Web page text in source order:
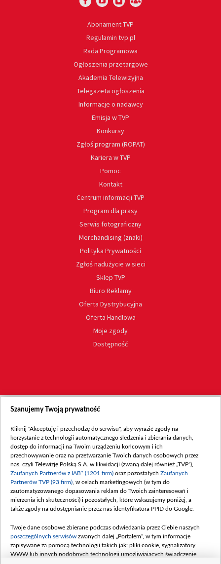
Abonament TVP
Regulamin tvp.pl
Rada Programowa
Ogłoszenia przetargowe
Akademia Telewizyjna
Telegazeta ogłoszenia
Informacje o nadawcy
Emisja w TVP
Konkursy
Zgłoś program (ROPAT)
Kariera w TVP
Pomoc
Kontakt
Centrum informacji TVP
Program dla prasy
Serwis fotograficzny
Merchandising (znaki)
Polityka Prywatności
Zgłoś nadużycie w sieci
Sklep TVP
Biuro Reklamy
Oferta Dystrybucyjna
Oferta Handlowa
Moje zgody
Dostępność
Szanujemy Twoją prywatność
Kliknij "Akceptuję i przechodzę do serwisu", aby wyrazić zgody na
korzystanie z technologii automatycznego śledzenia i zbierania danych,
dostęp do informacji na Twoim urządzeniu końcowym i ich
przechowywanie oraz na przetwarzanie Twoich danych osobowych przez
nas, czyli Telewizję Polską S.A. w likwidacji (zwaną dalej również „TVP”),
Zaufanych Partnerów z IAB* (1201 firm) oraz pozostałych Zaufanych
Partnerów TVP (93 firm) , w celach marketingowych (w tym do
zautomatyzowanego dopasowania reklam do Twoich zainteresowań i
mierzenia ich skuteczności) i pozostałych, które wskazujemy poniżej, a
także zgody na udostępnianie przez nas identyfikatora PPID do Google.
Twoje dane osobowe zbierane podczas odwiedzania przez Ciebie naszych
poszczególnych serwisów zwanych dalej „Portalem”, w tym informacje
zapisywane za pomocą technologii takich jak: pliki cookie, sygnalizatory
WWW lub innych podobnych technologii umożliwiających świadczenie